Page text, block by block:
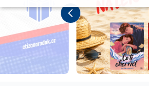
Nezbytně nutné soubory cookie